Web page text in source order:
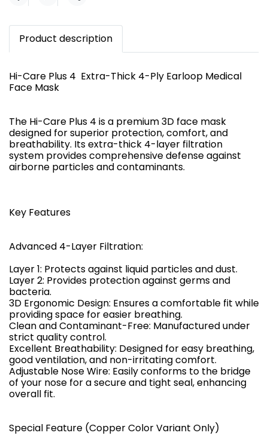
Product description
Hi-Care Plus 4 Extra-Thick 4-Ply Earloop Medical
Face Mask
The Hi-Care Plus 4 is a premium 3D face mask
designed for superior protection, comfort, and
breathability. Its extra-thick 4-layer filtration
system provides comprehensive defense against
airborne particles and contaminants.
Key Features
Advanced 4-Layer Filtration:
Layer 1: Protects against liquid particles and dust.
Layer 2: Provides protection against germs and
bacteria.
3D Ergonomic Design: Ensures a comfortable fit while
providing space for easier breathing.
Clean and Contaminant-Free: Manufactured under
strict quality control.
Excellent Breathability: Designed for easy breathing,
good ventilation, and non-irritating comfort.
Adjustable Nose Wire: Easily conforms to the bridge
of your nose for a secure and tight seal, enhancing
overall fit.
Special Feature (Copper Color Variant Only)